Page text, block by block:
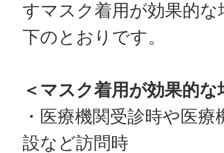
すマスク着用が効果的
下のとおりです。
＜マスク着用が効果的な
・医療機関受診時や医
設など訪問時